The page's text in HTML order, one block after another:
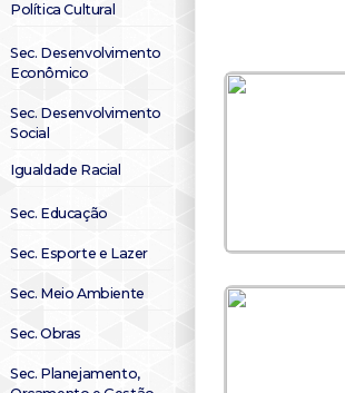
Política Cultural
Sec. Desenvolvimento
Econômico
Sec. Desenvolvimento
Social
Igualdade Racial
Sec. Educação
Sec. Esporte e Lazer
Sec. Meio Ambiente
Sec. Obras
Sec. Planejamento,